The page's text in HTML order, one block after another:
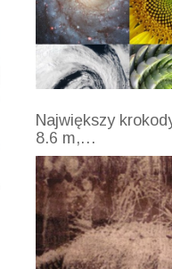
Największy
8.6 m,…